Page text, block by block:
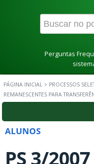
Perguntas
PÁGINA INICIAL > PROCESSOS
REMANESCENTES PARA
ALUNOS
PS 3/